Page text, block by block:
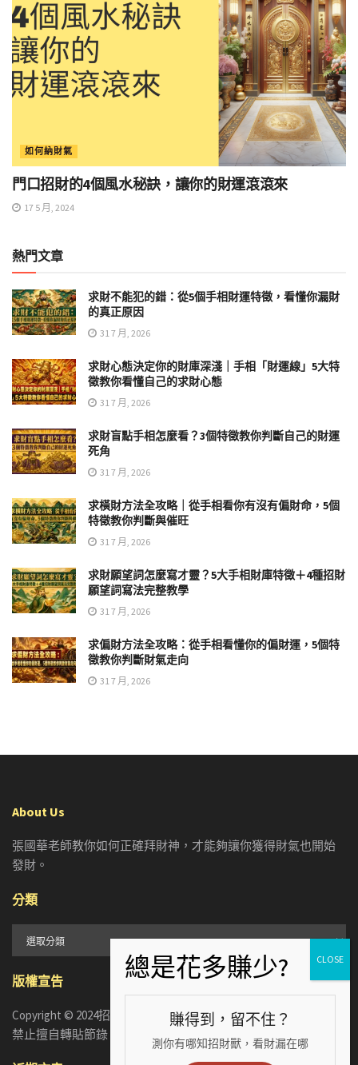
如何納財氣
門口招財的4個風水秘訣，讓你的財運滾滾來
17 5 月, 2024
熱門文章
求財不能犯的錯：從5個手相財運特徵，看懂你漏財
的真正原因
31 7 月, 2026
求財心態決定你的財庫深淺｜手相「財運線」5大特
徵教你看懂自己的求財心態
31 7 月, 2026
求財盲點手相怎麼看？3個特徵教你判斷自己的財運
死角
31 7 月, 2026
求橫財方法全攻略｜從手相看你有沒有偏財命，5個
特徵教你判斷與催旺
31 7 月, 2026
求財願望詞怎麼寫才靈？5大手相財庫特徵＋4種招財
願望詞寫法完整教學
31 7 月, 2026
求偏財方法全攻略：從手相看懂你的偏財運，5個特
徵教你判斷財氣走向
31 7 月, 2026
About Us
張國華老師教你如何正確拜財神，才能夠讓你獲得財氣也開始
發財。
分類
版權宣告
Copyright © 2024招財張國華. ALL RIGHTS RESERVED. 版權所有，
禁止擅自轉貼節錄
賺得到，留不住？
測你有哪知招財獸，看財漏在哪